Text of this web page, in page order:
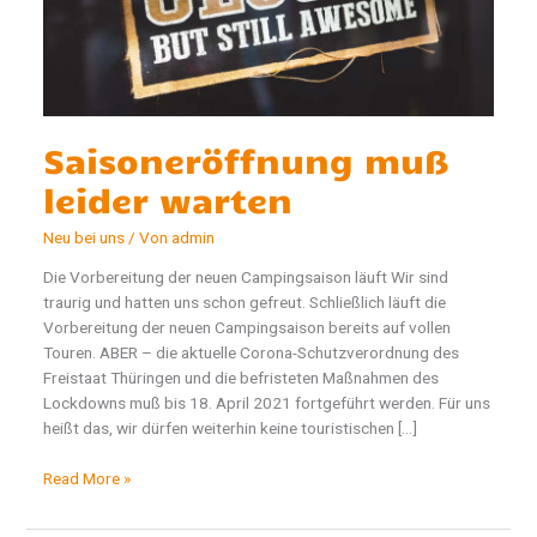
Saisoneröffnung muß
leider warten
Neu bei uns / Vonadmin
Die Vorbereitung der neuen Campingsaison läuft Wir sind
traurig und hatten uns schon gefreut. Schließlich läuft die
Vorbereitung der neuen Campingsaison bereits auf vollen
Touren. ABER – die aktuelle Corona-Schutzverordnung des
Freistaat Thüringen und die befristeten Maßnahmen des
Lockdowns muß bis 18. April 2021 fortgeführt werden. Für uns
heißt das, wir dürfen weiterhin keine touristischen […]
Saisoneröffnung
leider
Read More »